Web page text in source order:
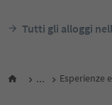
Tutti gli alloggi
... Esperienze